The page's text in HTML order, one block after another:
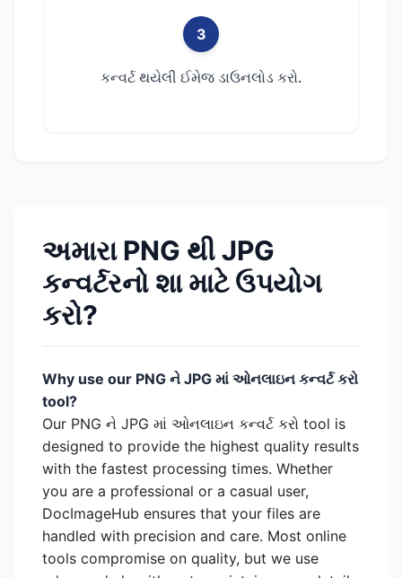
3
કન્વર્ટ થયેલી ઈમેજ ડાઉનલોડ કરો.
અમારા PNG થી JPG
કન્વર્ટરનો શા માટે ઉપયોગ
કરો?
Why use our PNG ને JPG માં ઓનલાઇન કન્વર્ટ કરો
tool?
Our PNG ને JPG માં ઓનલાઇન કન્વર્ટ કરો tool is
designed to provide the highest quality results
with the fastest processing times. Whether
you are a professional or a casual user,
DocImageHub ensures that your files are
handled with precision and care. Most online
tools compromise on quality, but we use